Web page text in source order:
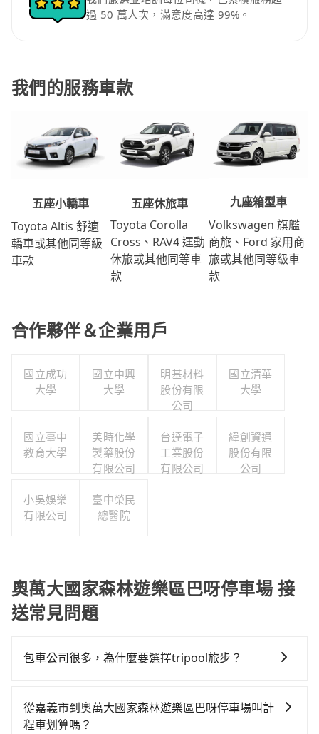
過 50 萬人次，滿意度高達 99%。
我們的服務車款
五座小轎車
Toyota Altis 舒適
轎車或其他同等級
車款
五座休旅車
Toyota Corolla
Cross、RAV4 運動
休旅或其他同等車
款
九座箱型車
Volkswagen 旗艦
商旅、Ford 家用商
旅或其他同等級車
款
合作夥伴＆企業用戶
國立成功
大學
國立中興
大學
明基材料
股份有限
公司
國立清華
大學
國立臺中
教育大學
美時化學
製藥股份
有限公司
台達電子
工業股份
有限公司
緯創資通
股份有限
公司
小吳娛樂
有限公司
臺中榮民
總醫院
奧萬大國家森林遊樂區巴呀停車場 接
送常見問題
包車公司很多，為什麼要選擇tripool旅步？
以依照您行程人數的需求進行選擇。此外，為確保您的
旅途安全無憂，我們的司機都是專業且可靠的職業駕
從嘉義市到奧萬大國家森林遊樂區巴呀停車場叫計
程車划算嗎？